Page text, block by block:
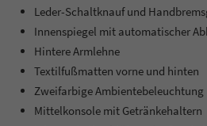
Leder-Schaltknauf und
Innenspiegel mit automatischer
Hintere Armlehne
Textilfußmatten vorne und hinten
Zweifarbige Ambientebeleuchtung
Mittelkonsole mit Getränkehaltern